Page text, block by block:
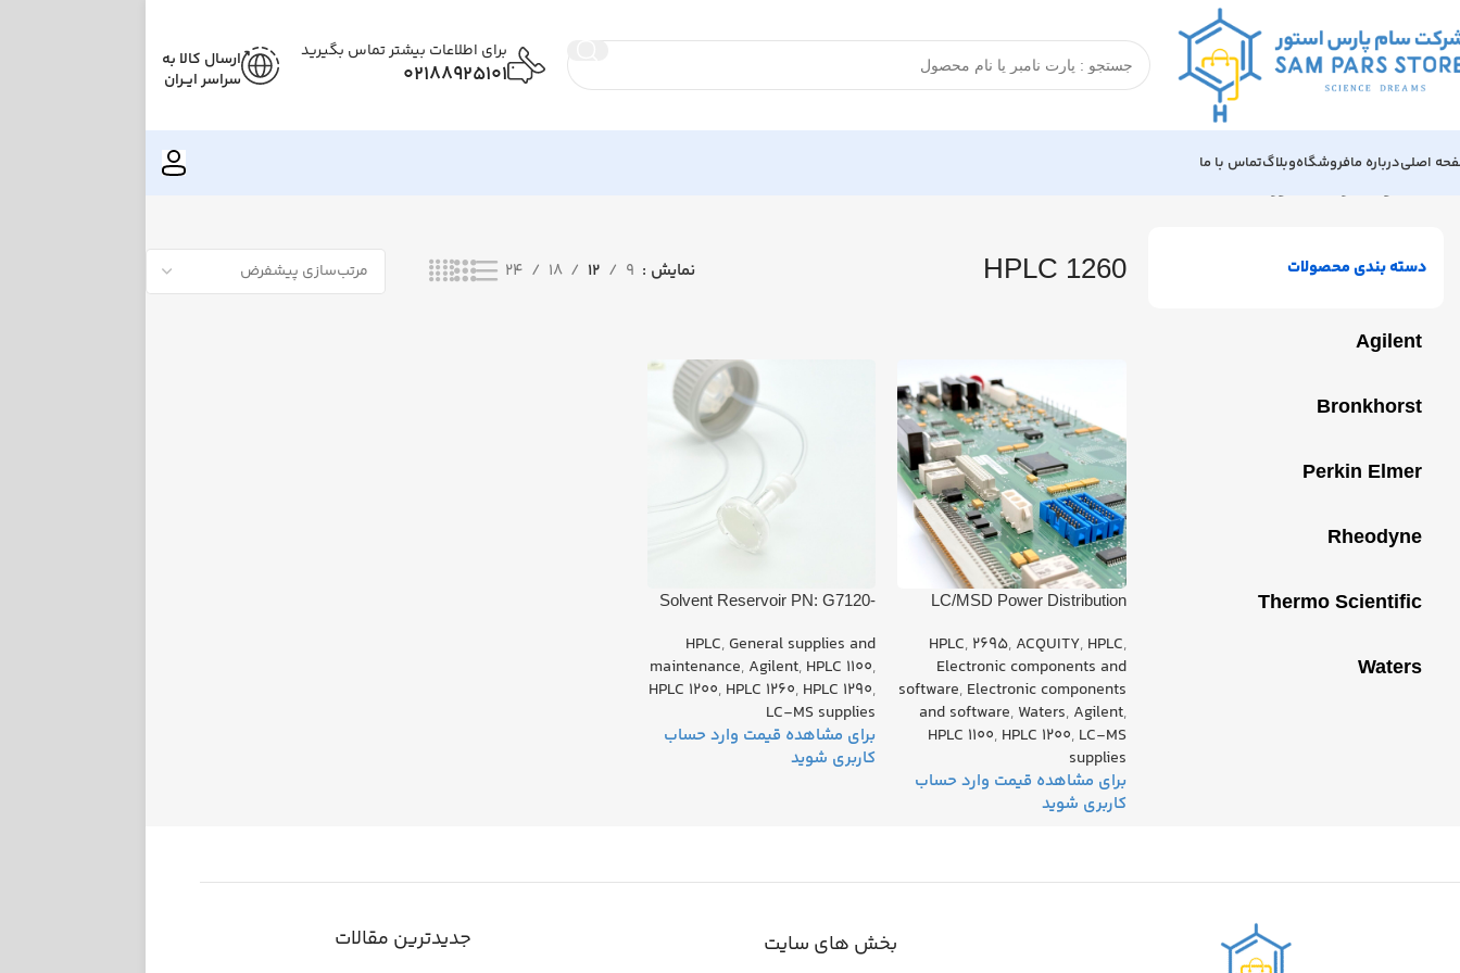
برای اطلاعات بیشتر تماس بگیرید
02188925101
ارسال کالا به
سراسر ایــران
اصلیدرباره مافروشگاهوبلاگتماس با ما
دسته بندی محصولات
Agilent
Bronkhorst
Perkin Elmer
Rheodyne
Thermo Scientific
Waters
HPLC 1260 نمایش 9
12
18
24
LC/MSD Power Distribution
HPLC, 2695, ACQUITY, HPLC,
Electronic components and
software, Electronic components
and software, Waters, Agilent,
HPLC 1100, HPLC 1200, LC-MS
supplies
Solvent Reservoir PN: G7120-
HPLC,General supplies and
maintenance, Agilent, HPLC 1100,
HPLC 1200, HPLC 1260, HPLC 1290,
LC-MS supplies
بخش های سایت جدیدترین مقالات